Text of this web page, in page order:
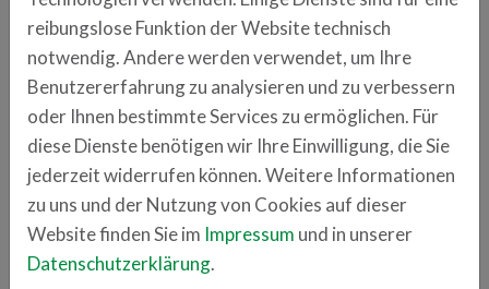
Regensburg
Ansprechpartner
Matthias Streller
0941 630916-20
m.streller
sensorik-bayern.de
ZURÜCK ZUR ÜBERSICHT
reibungslose Funktion der Website technisch
notwendig. Andere werden verwendet, um Ihre
Benutzererfahrung zu analysieren und zu verbessern
oder Ihnen bestimmte Services zu ermöglichen. Für
diese Dienste benötigen wir Ihre Einwilligung, die Sie
jederzeit widerrufen können. Weitere Informationen
zu uns und der Nutzung von Cookies auf dieser
Website finden Sie im Impressum und in unserer
Datenschutzerklärung.